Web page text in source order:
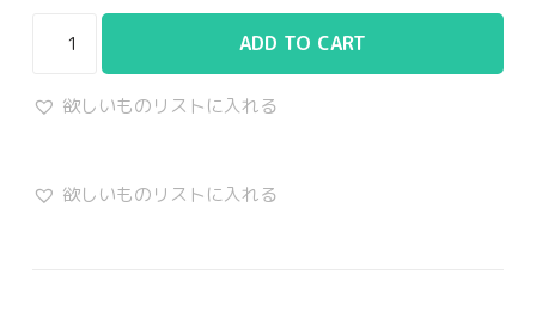
ADD TO CART
欲しいものリストに入れる
欲しいものリストに入れる